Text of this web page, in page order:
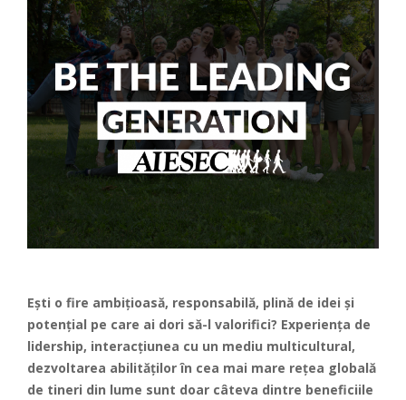
Ești o fire ambițioasă, responsabilă, plină de idei și
potențial pe care ai dori să-l valorifici? Experiența de
lidership, interacțiunea cu un mediu multicultural,
dezvoltarea abilităților în cea mai mare rețea globală
de tineri din lume sunt doar câteva dintre beneficiile